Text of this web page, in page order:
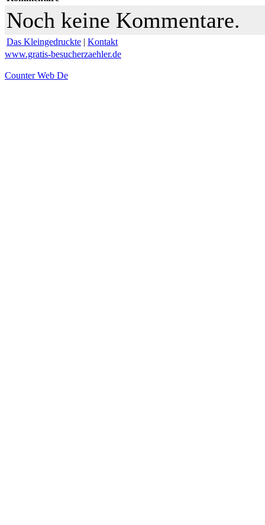
Noch keine Kommentare.
Das Kleingedruckte | Kontakt
www.gratis-besucherzaehler.de
Counter Web De